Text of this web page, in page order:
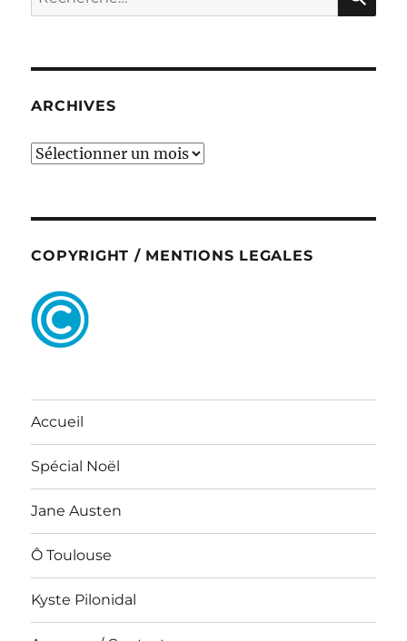
pour :
ARCHIVES
ARCHIVES
COPYRIGHT / MENTIONS LEGALES
Accueil
Spécial Noël
Jane Austen
Ô Toulouse
Kyste Pilonidal